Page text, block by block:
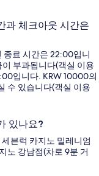
과 체크아웃 시간은
종료 시간은 22:00입니
부과됩니다(객실 이용
입니다. KRW 10000의
수 있습니다(객실 이용
있나요?
븐럭 카지노 밀레니엄
노 강남점(차로 9분 거